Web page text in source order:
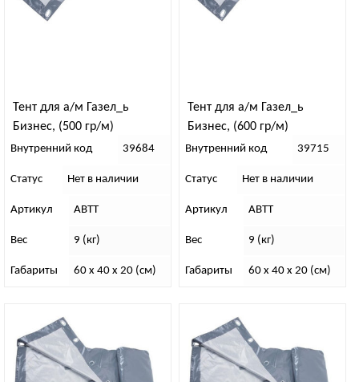
Тент для а/м Газел_ь
Бизнес, (500 гр/м)
Внутренний код 39684
Статус Нет в наличии
Артикул АВТТ
Вес 9 (кг)
Габариты 60 x 40 x 20 (см)
Тент для а/м Газел_ь
Бизнес, (600 гр/м)
Внутренний код 39715
Статус Нет в наличии
Артикул АВТТ
Вес 9 (кг)
Габариты 60 x 40 x 20 (см)